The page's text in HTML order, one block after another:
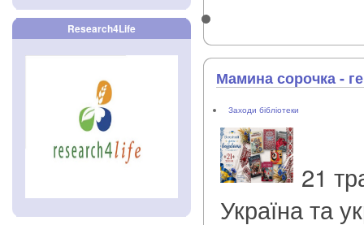
Research4Life
Мамина сорочка -
Заходи бібліотеки
21
Україна та